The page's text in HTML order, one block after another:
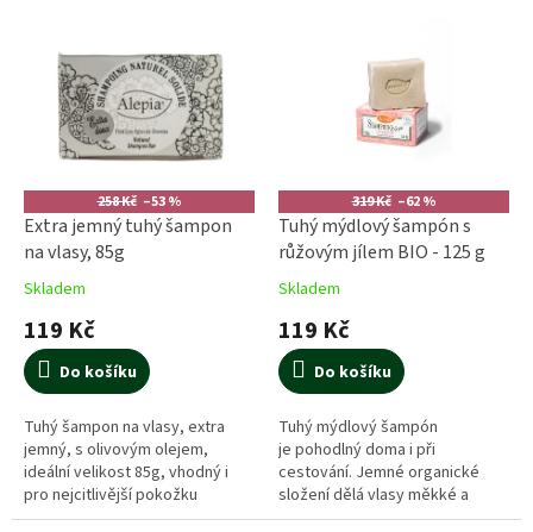
258 Kč –53 %
Extra jemný tuhý šampon
na vlasy, 85g
Skladem
119 Kč
Do košíku
Tuhý šampon na vlasy, extra
jemný, s olivovým olejem,
ideální velikost 85g, vhodný i
pro nejcitlivější pokožku
319 Kč –62 %
Tuhý mýdlový šampón s
růžovým jílem BIO - 125 g
Skladem
119 Kč
Do košíku
Tuhý mýdlový šampón
je pohodlný doma i při
cestování. Jemné organické
složení dělá vlasy měkké a
hedvábné.